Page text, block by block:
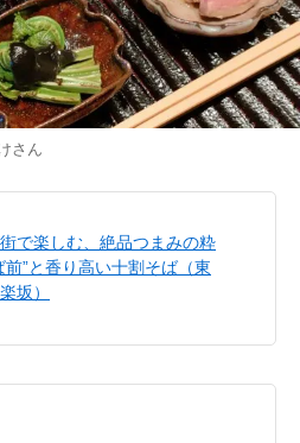
さん
で楽しむ、絶品つまみの粋
前”と香り高い十割そば（東
坂）